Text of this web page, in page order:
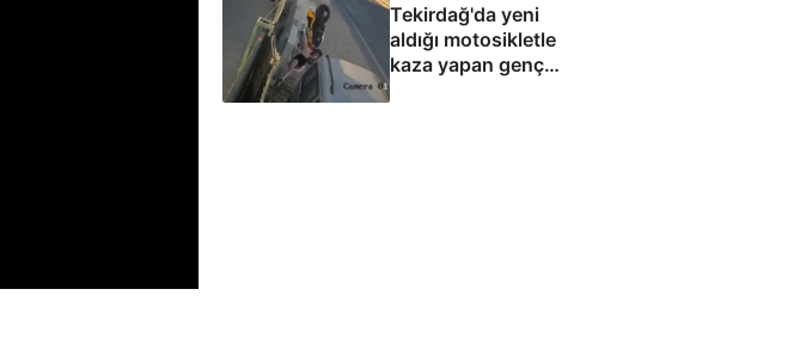
Tekirdağ'da yeni
aldığı motosikletle
kaza yapan genç
can verdi